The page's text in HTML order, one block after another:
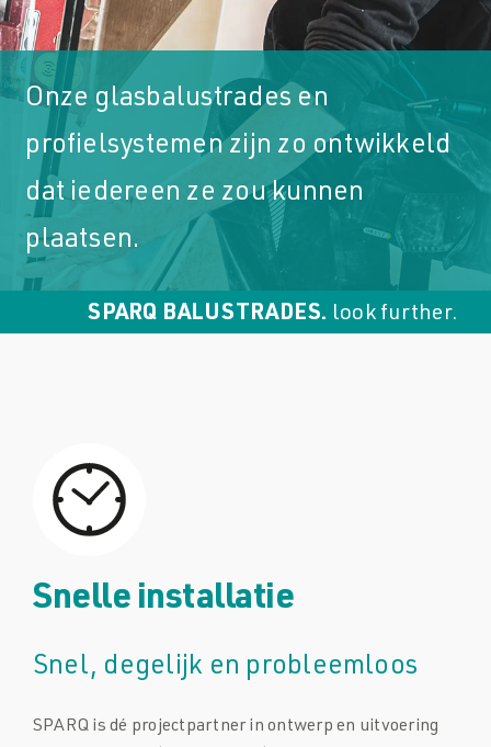
Downloads
Contact
Downloads
Contact
Onze glasbalustrades en
profielsystemen zijn zo ontwikkeld
dat iedereen ze zou kunnen
plaatsen.
SPARQ BALUSTRADES. look further.
Snelle installatie
Snel, degelijk en probleemloos
SPARQ is dé projectpartner in ontwerp en uitvoering